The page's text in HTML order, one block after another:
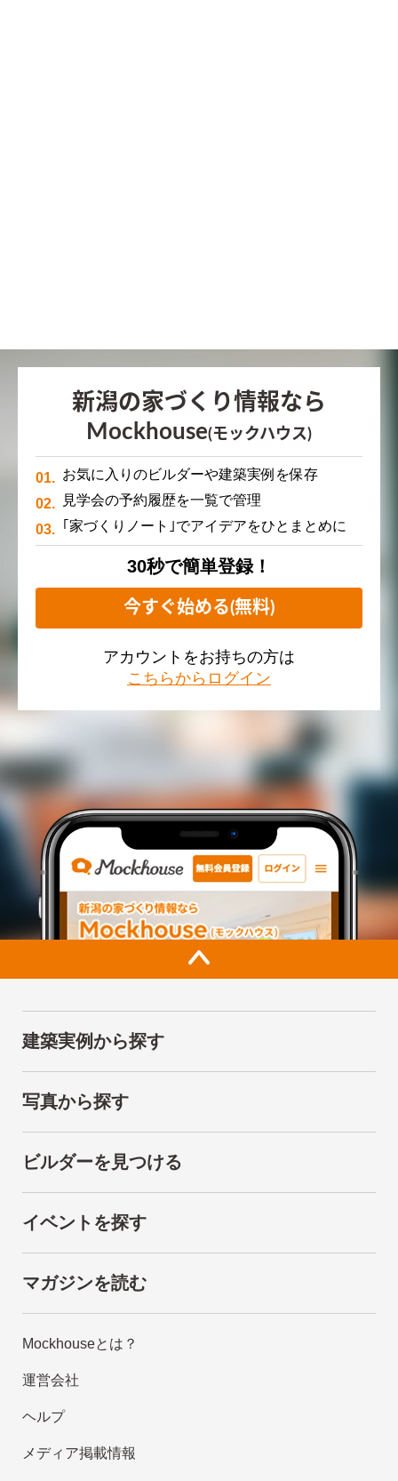
新潟の家づくり情報なら
Mockhouse(モックハウス)
お気に入りのビルダーや建築実例を保存
見学会の予約履歴を一覧で管理
｢家づくりノート｣でアイデアをひとまとめに
30秒で簡単登録！
今すぐ始める(無料)
アカウントをお持ちの方は
こちらからログイン
建築実例から探す
写真から探す
ビルダーを見つける
イベントを探す
マガジンを読む
Mockhouseとは？
運営会社
ヘルプ
メディア掲載情報